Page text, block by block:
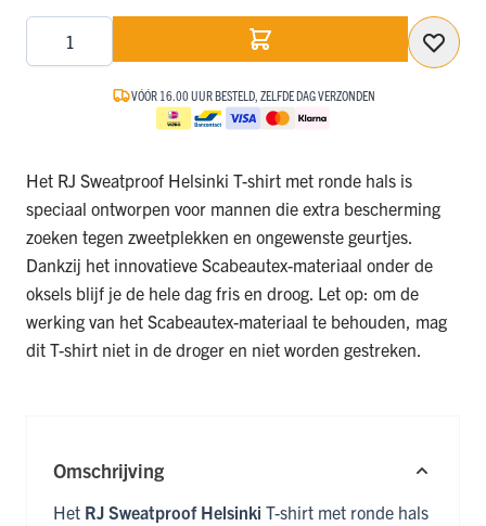
VÓÓR 16.00 UUR BESTELD, ZELFDE DAG VERZONDEN
Het RJ Sweatproof Helsinki T-shirt met ronde hals is
speciaal ontworpen voor mannen die extra bescherming
zoeken tegen zweetplekken en ongewenste geurtjes.
Dankzij het innovatieve Scabeautex-materiaal onder de
oksels blijf je de hele dag fris en droog. Let op: om de
werking van het Scabeautex-materiaal te behouden, mag
dit T-shirt niet in de droger en niet worden gestreken.
Omschrijving
Het RJ Sweatproof Helsinki T-shirt met ronde hals